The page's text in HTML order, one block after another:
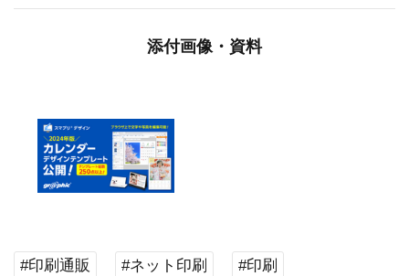
添付画像・資料
#印刷通販 #ネット印刷 #印刷